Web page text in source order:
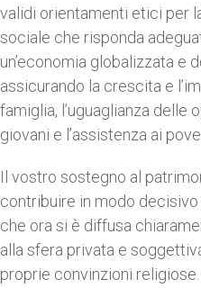
validi orientamenti etici per
sociale che risponda
un’economia globalizzata e
assicurando la crescita e
famiglia, l’uguaglianza delle
giovani e l’assistenza ai
Il vostro sostegno al
contribuire in modo
che ora si è diffusa
alla sfera privata e
proprie convinzioni